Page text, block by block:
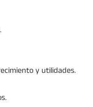
y utilidades.